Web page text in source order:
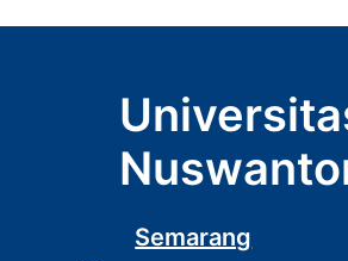
Semarang